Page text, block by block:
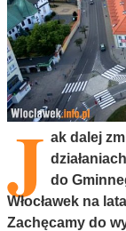
J ak dalej
do
Włocławek na
Zachęcamy do